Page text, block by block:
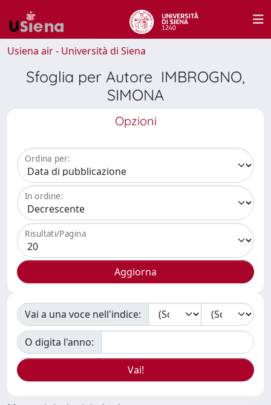
Usiena air - Università di Siena
Sfoglia per Autore IMBROGNO,
SIMONA
Opzioni
Ordina per:
In ordine:
Risultati/Pagina
Vai a una voce nell'indice:
O digita l'anno: